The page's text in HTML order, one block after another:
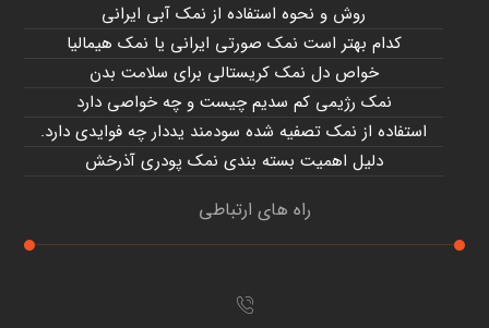
روش و نحوه استفاده از نمک آبی ایرانی
کدام بهتر است نمک صورتی ایرانی یا نمک هیمالیا
خواص دل نمک کریستالی برای سلامت بدن
نمک رژیمی کم سدیم چیست و چه خواصی دارد
استفاده از نمک تصفیه شده سودمند یددار چه فوایدی دارد.
دلیل اهمیت بسته بندی نمک پودری آذرخش
راه های ارتباطی